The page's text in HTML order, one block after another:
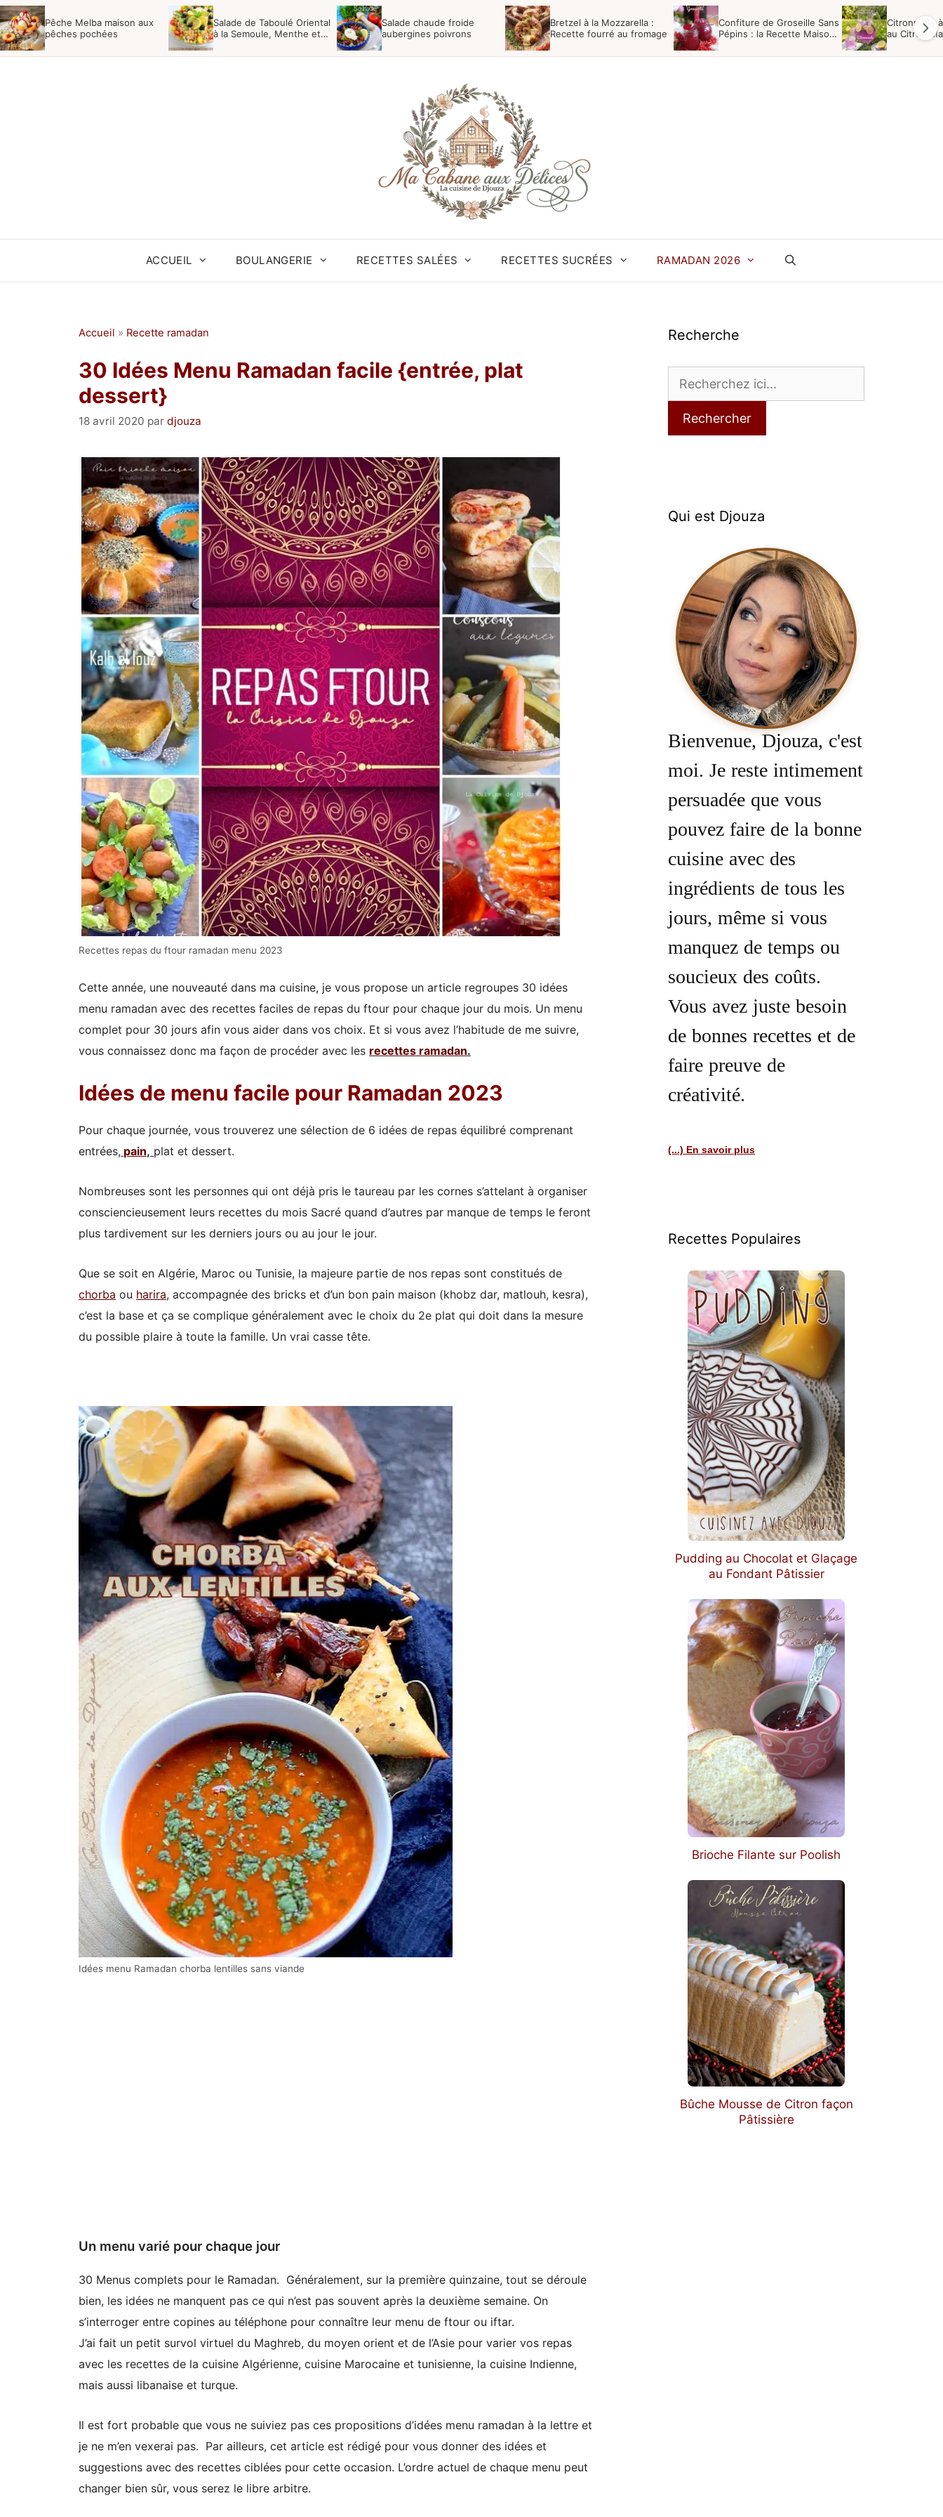
Aller
au
contenu
Pêche Melba maison aux
pêches pochées
Salade de Taboulé Oriental
à la Semoule, Menthe et
Salade chaude froide
aubergines poivrons
Bretzel à la Mozzarella :
Recette fourré au fromage
Confiture de Groseille Sans
Pépins : la Recette Maison
Citronnade
au Citron
ACCUEIL BOULANGERIE RECETTES SALÉES RECETTES SUCRÉES RAMADAN 2026
Accueil » Recette ramadan
30 Idées Menu Ramadan facile {entrée, plat
dessert}
18 avril 2020 par djouza
Recettes repas du ftour ramadan menu 2023
Cette année, une nouveauté dans ma cuisine, je vous propose un article regroupes 30 idées
menu ramadan avec des recettes faciles de repas du ftour pour chaque jour du mois. Un menu
complet pour 30 jours afin vous aider dans vos choix. Et si vous avez l’habitude de me suivre,
vous connaissez donc ma façon de procéder avec les recettes ramadan.
Idées de menu facile pour Ramadan 2023
Pour chaque journée, vous trouverez une sélection de 6 idées de repas équilibré comprenant
entrées, pain, plat et dessert.
Nombreuses sont les personnes qui ont déjà pris le taureau par les cornes s’attelant à organiser
consciencieusement leurs recettes du mois Sacré quand d’autres par manque de temps le feront
plus tardivement sur les derniers jours ou au jour le jour.
Que se soit en Algérie, Maroc ou Tunisie, la majeure partie de nos repas sont constitués de
chorba ou harira, accompagnée des bricks et d’un bon pain maison (khobz dar, matlouh, kesra),
c’est la base et ça se complique généralement avec le choix du 2e plat qui doit dans la mesure
du possible plaire à toute la famille. Un vrai casse tête.
Idées menu Ramadan chorba lentilles sans viande
Un menu varié pour chaque jour
30 Menus complets pour le Ramadan. Généralement, sur la première quinzaine, tout se déroule
bien, les idées ne manquent pas ce qui n’est pas souvent après la deuxième semaine. On
s’interroger entre copines au téléphone pour connaître leur menu de ftour ou iftar.
J’ai fait un petit survol virtuel du Maghreb, du moyen orient et de l’Asie pour varier vos repas
avec les recettes de la cuisine Algérienne, cuisine Marocaine et tunisienne, la cuisine Indienne,
mais aussi libanaise et turque.
Il est fort probable que vous ne suiviez pas ces propositions d’idées menu ramadan à la lettre et
je ne m’en vexerai pas. Par ailleurs, cet article est rédigé pour vous donner des idées et
suggestions avec des recettes ciblées pour cette occasion. L’ordre actuel de chaque menu peut
changer bien sûr, vous serez le libre arbitre.
Recherche
Rechercher
Qui est Djouza
Bienvenue, Djouza, c'est
moi. Je reste intimement
persuadée que vous
pouvez faire de la bonne
cuisine avec des
ingrédients de tous les
jours, même si vous
manquez de temps ou
soucieux des coûts.
Vous avez juste besoin
de bonnes recettes et de
faire preuve de
créativité.
(...) En savoir plus
Recettes Populaires
Pudding au Chocolat et Glaçage
au Fondant Pâtissier
Brioche Filante sur Poolish
Bûche Mousse de Citron façon
Pâtissière